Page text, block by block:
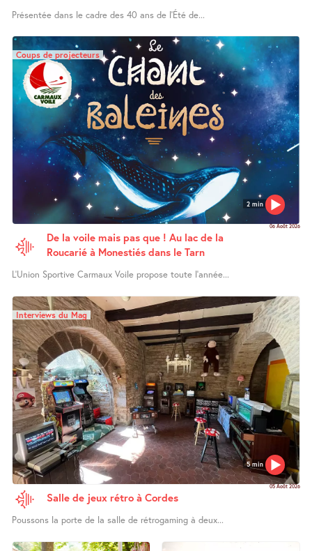
Présentée dans le cadre des 40 ans de l’Été de...
2 min
Coups de projecteurs
06 Août 2026
De la voile mais pas que ! Au lac de la
Roucarié à Monestiés dans le Tarn
L’Union Sportive Carmaux Voile propose toute l’année...
5 min
Interviews du Mag
05 Août 2026
Salle de jeux rétro à Cordes
Poussons la porte de la salle de rétrogaming à deux...